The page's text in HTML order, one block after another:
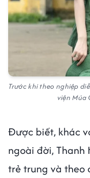
Trước khi theo nghiệp
viện Múa
Được biết, khác
ngoài đời, Thanh
trẻ trung và theo